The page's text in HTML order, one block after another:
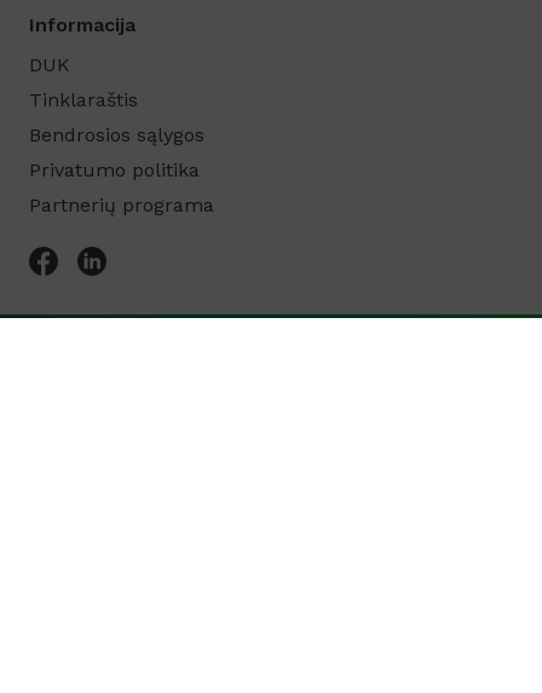
Informacija
DUK
Tinklaraštis
Bendrosios sąlygos
Privatumo politika
Partnerių programa